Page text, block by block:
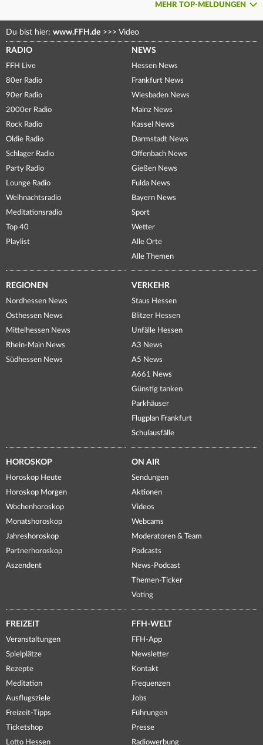
MEHR TOP-MELDUNGEN
Du bist hier: www.FFH.de >>> Video
RADIO
FFH Live
80er Radio
90er Radio
2000er Radio
Rock Radio
Oldie Radio
Schlager Radio
Party Radio
Lounge Radio
Weihnachtsradio
Meditationsradio
Top 40
Playlist
NEWS
Hessen News
Frankfurt News
Wiesbaden News
Mainz News
Kassel News
Darmstadt News
Offenbach News
Gießen News
Fulda News
Bayern News
Sport
Wetter
Alle Orte
Alle Themen
REGIONEN
Nordhessen News
Osthessen News
Mittelhessen News
Rhein-Main News
Südhessen News
VERKEHR
Staus Hessen
Blitzer Hessen
Unfälle Hessen
A3 News
A5 News
A661 News
Günstig tanken
Parkhäuser
Flugplan Frankfurt
Schulausfälle
HOROSKOP
Horoskop Heute
Horoskop Morgen
Wochenhoroskop
Monatshoroskop
Jahreshoroskop
Partnerhoroskop
Aszendent
ON AIR
Sendungen
Aktionen
Videos
Webcams
Moderatoren & Team
Podcasts
News-Podcast
Themen-Ticker
Voting
FREIZEIT
Veranstaltungen
Spielplätze
Rezepte
Meditation
Ausflugsziele
Freizeit-Tipps
Ticketshop
Lotto Hessen
FFH-WELT
FFH-App
Newsletter
Kontakt
Frequenzen
Jobs
Führungen
Presse
Radiowerbung